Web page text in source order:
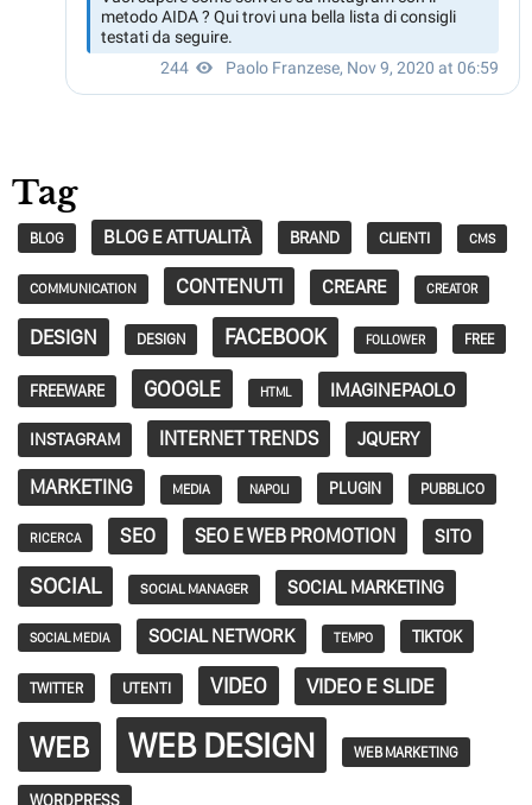
Tag
BLOG BLOG E ATTUALITÀ BRAND CLIENTI CMS
COMMUNICATION CONTENUTI CREARE CREATOR
DESIGN DESIGN FACEBOOK FOLLOWER FREE
FREEWARE GOOGLE HTML IMAGINEPAOLO
INSTAGRAM INTERNET TRENDS JQUERY
MARKETING MEDIA NAPOLI PLUGIN PUBBLICO
RICERCA SEO SEO E WEB PROMOTION SITO
SOCIAL SOCIAL MANAGER SOCIAL MARKETING
SOCIAL MEDIA SOCIAL NETWORK TEMPO TIKTOK
TWITTER UTENTI VIDEO VIDEO E SLIDE
WEB WEB DESIGN WEB MARKETING
WORDPRESS